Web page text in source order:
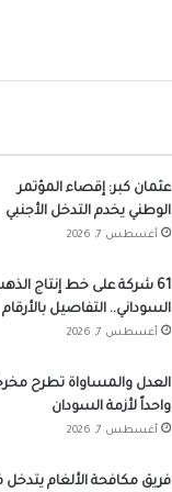
عثمان كبر: إقصاء المؤتمر
الوطني يخدم التدخل الأجنبي
أغسطس 7, 2026
61 شركة على خط إنتاج
السوداني.. التفاصيل بالأرقام
أغسطس 7, 2026
العدل والمساواة تطرح
واحداً لأزمة السودان
أغسطس 7, 2026
فريق مكافحة الألغام يتدخل